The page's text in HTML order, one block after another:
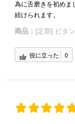
為に舌磨きを初めま
続けられます。
商品： [定期] ビタ
役に立った 0